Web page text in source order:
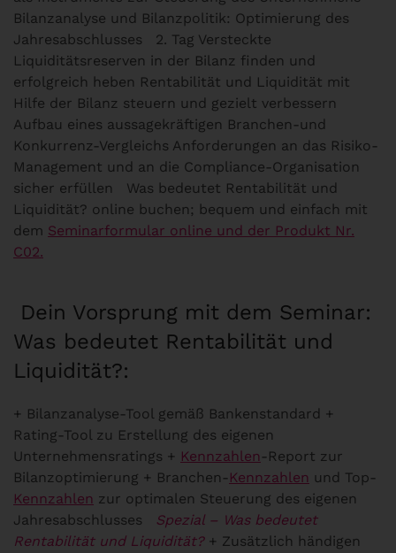
Bilanzanalyse und Bilanzpolitik: Optimierung des
Jahresabschlusses 2. Tag Versteckte
Liquiditätsreserven in der Bilanz finden und
erfolgreich heben Rentabilität und Liquidität mit
Hilfe der Bilanz steuern und gezielt verbessern
Aufbau eines aussagekräftigen Branchen-und
Konkurrenz-Vergleichs Anforderungen an das Risiko-
Management und an die Compliance-Organisation
sicher erfüllen Was bedeutet Rentabilität und
Liquidität? online buchen; bequem und einfach mit
dem Seminarformular online und der Produkt Nr.
C02.
Dein Vorsprung mit dem Seminar:
Was bedeutet Rentabilität und
Liquidität?:
+ Bilanzanalyse-Tool gemäß Bankenstandard +
Rating-Tool zu Erstellung des eigenen
Unternehmensratings + Kennzahlen-Report zur
Bilanzoptimierung + Branchen- Kennzahlen und Top-
Kennzahlen zur optimalen Steuerung des eigenen
Jahresabschlusses
Spezial – Was bedeutet
Rentabilität und Liquidität?+ Zusätzlich händigen